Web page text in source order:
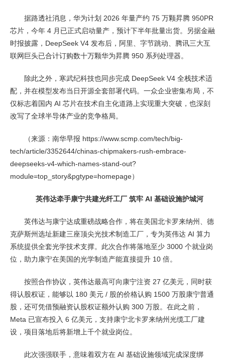
据路透社消息，华为计划 2026 年量产约 75 万颗昇腾 950PR
芯片，今年 4 月已正式启动量产，预计下半年批量出货。另据金融
时报披露，DeepSeek V4 发布后，阿里、字节跳动、腾讯三大互
联网巨头已合计订购数十万颗华为昇腾 950 系列处理器。
除此之外，寒武纪科技也同步完成 DeepSeek V4 全栈技术适
配，并在模型发布当日开源全套部署代码。一众企业密集布局，不
仅标志着国内 AI 芯片在技术自主化道路上实现重大突破，也深刻
改写了全球半导体产业的竞争格局。
（来源：南华早报 https://www.scmp.com/tech/big-
tech/article/3352644/chinas-chipmakers-rush-embrace-
deepseeks-v4-which-names-stand-out?
module=top_story&pgtype=homepage）
英伟达牵手康宁共建光纤工厂 筑牢 AI 基础设施护城河
英伟达与康宁达成重磅战略合作，将在美国北卡罗来纳州、德
克萨斯州选址新建三座顶尖光技术制造工厂，专为英伟达 AI 算力
系统提供全套光学技术支撑。此次合作将落地至少 3000 个就业岗
位，助力康宁在美国的光学制造产能直接提升 10 倍。
按照合作协议，英伟达最高可向康宁注资 27 亿美元，同时获
得认股权证，能够以 180 美元 / 股的价格认购 1500 万股康宁普通
股，还可凭借预融资认股权证额外认购 300 万股。在此之前，
Meta 已宣布投入 6 亿美元，支持康宁北卡罗来纳州光缆工厂建
设，项目落地后将新增上千个就业岗位。
此次强强联手，意味着双方在 AI 基础设施领域完成深度绑